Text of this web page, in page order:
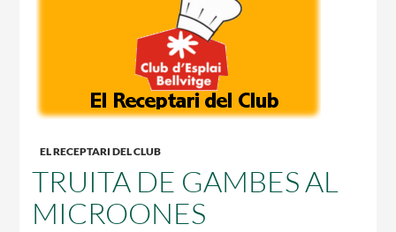
EL RECEPTARI DEL CLUB
TRUITA DE GAMBES AL
MICROONES